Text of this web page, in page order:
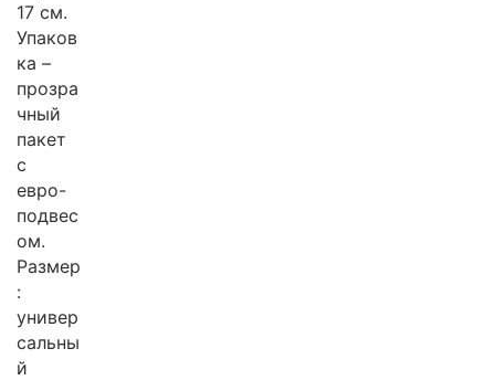
17 см.
Упаков
ка –
прозра
чный
пакет
с
евро-
подвес
ом.
Размер
:
универ
сальны
й